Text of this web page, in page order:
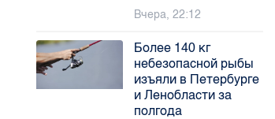
Вчера, 22:12
Более 140 кг
небезопасной рыбы
изъяли в Петербурге
и Ленобласти за
полгода